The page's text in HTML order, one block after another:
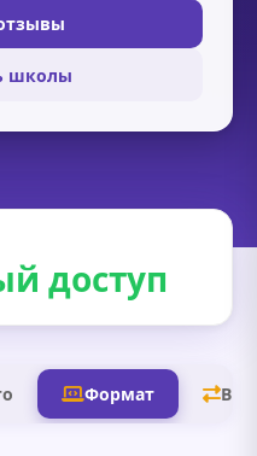
школы
доступ
Формат В